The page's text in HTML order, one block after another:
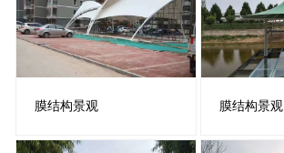
膜结构景观 膜结构景观